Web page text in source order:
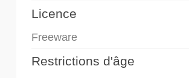
Licence
Freeware
Restrictions d'âge